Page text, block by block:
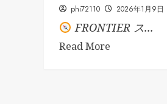
phi72110 2026年1月9日
FRONTIER ス...
Read More